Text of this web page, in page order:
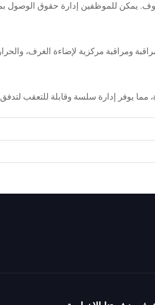
يمكن للموظفين إدارة حقوق الوصول
ومراقبة مركزية لإضاءة الغرف،
يوفر إدارة سلسة وقابلة للتعقب لتدفق